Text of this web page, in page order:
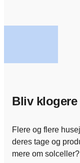
Bliv
Flere og flere
deres tage og
mere om solceller?